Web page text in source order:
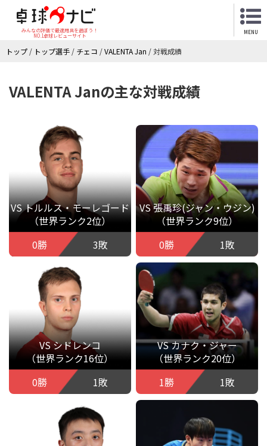
みんなの評価で最適用具を選ぼう！
NO.1卓球レビューサイト
MENU
トップ / トップ選手 / チェコ /VALENTA Jan /対戦成績
VALENTA Janの主な対戦成績
VS トルルス・モーレゴード
（世界ランク2位）
0勝
3敗
VS 張禹珍(ジャン・ウジン)
（世界ランク9位）
0勝
1敗
VS シドレンコ
（世界ランク16位）
0勝
1敗
VS カナク・ジャー
（世界ランク20位）
1勝
1敗